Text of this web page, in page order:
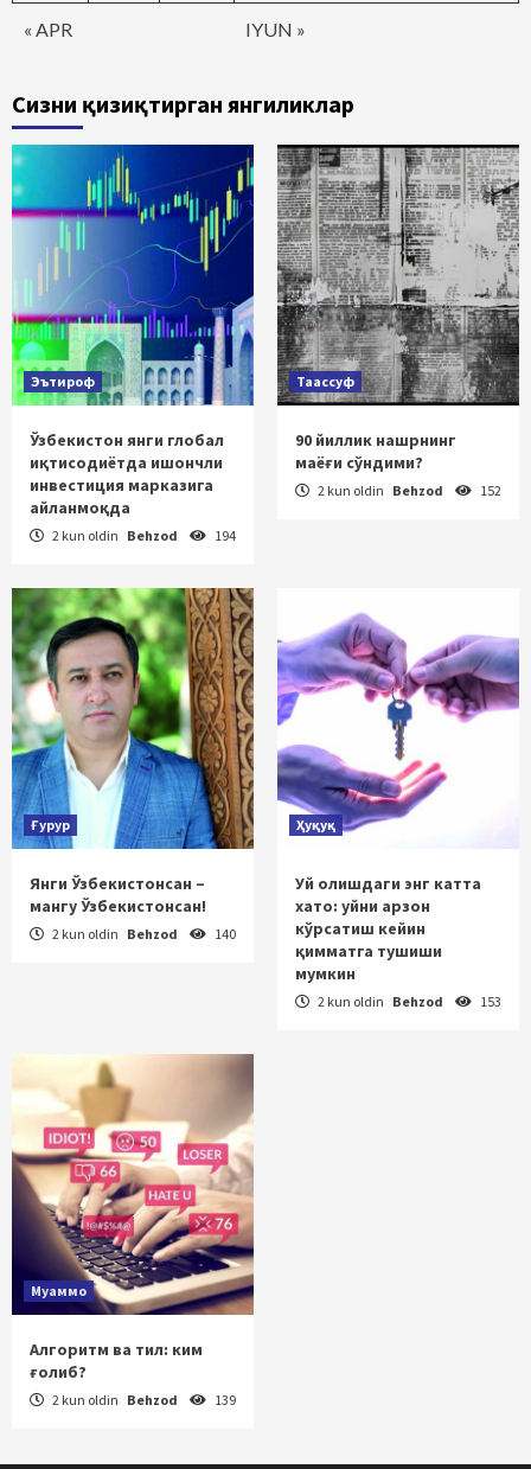
« APR IYUN »
Сизни қизиқтирган янгиликлар
Эътироф
Ўзбекистон янги глобал
иқтисодиётда ишончли
инвестиция марказига
айланмоқда
2 kun oldin Behzod 194
Таассуф
90 йиллик нашрнинг
маёғи сўндими?
2 kun oldin Behzod 152
Ғурур
Янги Ўзбекистонсан –
мангу Ўзбекистонсан!
2 kun oldin Behzod 140
Ҳуқуқ
Уй олишдаги энг катта
хато: уйни арзон
кўрсатиш кейин
қимматга тушиши
мумкин
2 kun oldin Behzod 153
Муаммо
Алгоритм ва тил: ким
ғолиб?
2 kun oldin Behzod 139